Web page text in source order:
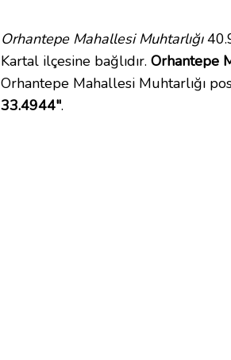
Orhantepe Mahallesi Muhtarlığı
Kartal ilçesine bağlıdır. Orhantepe
Orhantepe Mahallesi Muhtarlığı
33.4944".